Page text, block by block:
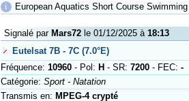
ℹ
European Aquatics Short Course
Signalé par Mars72le 01/12/2025 à 18:13
Eutelsat 7B - 7C (7.0°E)
Fréquence: 10960- Pol: H - SR: 7200- FEC: -
Catégorie: Sport - Natation
Transmis en: MPEG-4 crypté